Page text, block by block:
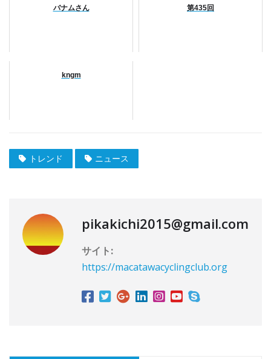
バナムさん 第435回
kngm
トレンド ニュース
pikakichi2015@gmail.com
サイト:
https://macatawacyclingclub.org